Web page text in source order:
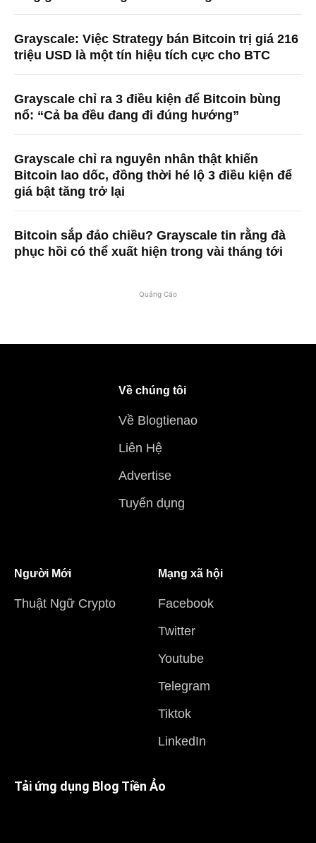
Grayscale: Việc Strategy bán Bitcoin trị giá 216
triệu USD là một tín hiệu tích cực cho BTC
Grayscale chỉ ra 3 điều kiện để Bitcoin bùng
nổ: “Cả ba đều đang đi đúng hướng”
Grayscale chỉ ra nguyên nhân thật khiến
Bitcoin lao dốc, đồng thời hé lộ 3 điều kiện để
giá bật tăng trở lại
Bitcoin sắp đảo chiều? Grayscale tin rằng đà
phục hồi có thể xuất hiện trong vài tháng tới
Quảng Cáo
Về chúng tôi
Về Blogtienao
Liên Hệ
Advertise
Tuyển dụng
Người Mới
Thuật Ngữ Crypto
Mạng xã hội
Facebook
Twitter
Youtube
Telegram
Tiktok
LinkedIn
Tải ứng dụng Blog Tiền Ảo